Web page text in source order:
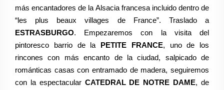
más encantadores de la Alsacia francesa incluido dentro de
“les plus beaux villages de France”. Traslado a
ESTRASBURGO. Empezaremos con la visita del
pintoresco barrio de la PETITE FRANCE, uno de los
rincones con más encanto de la ciudad, salpicado de
románticas casas con entramado de madera, seguiremos
con la espectacular CATEDRAL DE NOTRE DAME, de